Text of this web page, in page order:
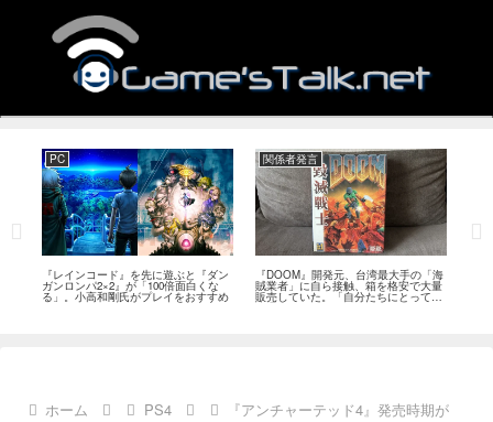
PC
『レインコード』を先に遊ぶと『ダン
ガンロンパ2×2』が「100倍面白くな
る」。小高和剛氏がプレイをおすすめ
関係者発言
『DOOM』開発元、台湾最大手の「海
賊業者」に自ら接触、箱を格安で大量
販売していた。「自分たちにとっては
流通だった」
ホーム PS4
『アンチャーテッド4』発売時期が